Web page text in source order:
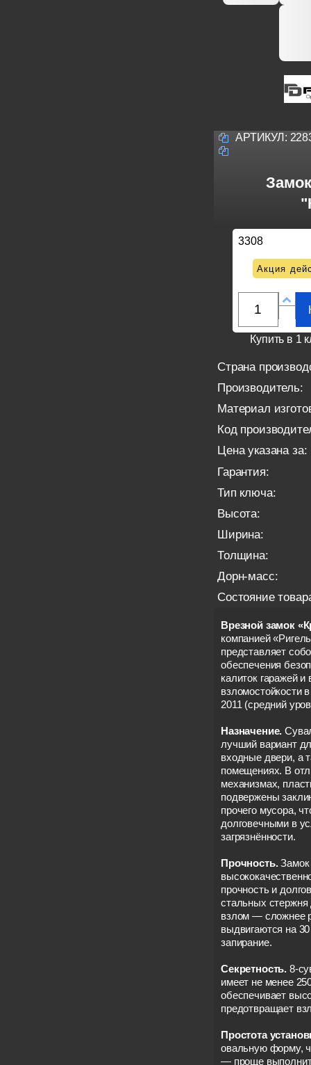
АРТИКУЛ:
3308
Акция
Купить в 1
Страна
Производитель:
Материал
Код
Цена указана за:
Гарантия:
Тип ключа:
Высота:
Ширина:
Толщина:
Дорн-масс:
Состояние
Врезной замок
компанией
представляет
обеспечения
калиток гаражей и
взломостойкости
2011 (средний
Назначение.
лучший вариант
входные двери, а
помещениях. В
механизмах,
подвержены
прочего мусора,
долговечными в
загрязнённости.
Прочность.Замок
прочность и
стальных
взлом — сложнее
выдвигаются на
запирание.
Секретность. 8-
имеет не менее
обеспечивает
предотвращает
Простота
овальную форму,
— проще